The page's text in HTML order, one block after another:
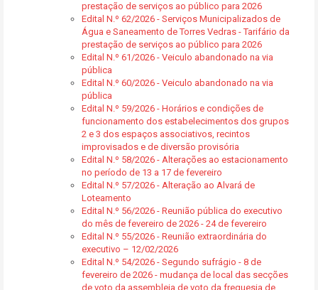
prestação de serviços ao público para 2026
Edital N.º 62/2026 - Serviços Municipalizados de
Água e Saneamento de Torres Vedras - Tarifário da
prestação de serviços ao público para 2026
Edital N.º 61/2026 - Veiculo abandonado na via
pública
Edital N.º 60/2026 - Veiculo abandonado na via
pública
Edital N.º 59/2026 - Horários e condições de
funcionamento dos estabelecimentos dos grupos
2 e 3 dos espaços associativos, recintos
improvisados e de diversão provisória
Edital N.º 58/2026 - Alterações ao estacionamento
no período de 13 a 17 de fevereiro
Edital N.º 57/2026 - Alteração ao Alvará de
Loteamento
Edital N.º 56/2026 - Reunião pública do executivo
do mês de fevereiro de 2026 - 24 de fevereiro
Edital N.º 55/2026 - Reunião extraordinária do
executivo – 12/02/2026
Edital N.º 54/2026 - Segundo sufrágio - 8 de
fevereiro de 2026 - mudança de local das secções
de voto da assembleia de voto da freguesia de